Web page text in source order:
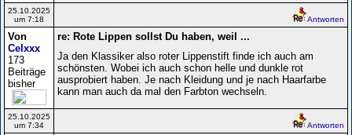
25.10.2025
um 7:18
Antworten
Von
Celxxx
173
Beiträge
bisher
re: Rote Lippen sollst Du haben, weil ...
Ja den Klassiker also roter Lippenstift finde ich auch am
schönsten. Wobei ich auch schon helle und dunkle rot
ausprobiert haben. Je nach Kleidung und je nach Haarfarbe
kann man auch da mal den Farbton wechseln.
25.10.2025
um 7:34
Antworten